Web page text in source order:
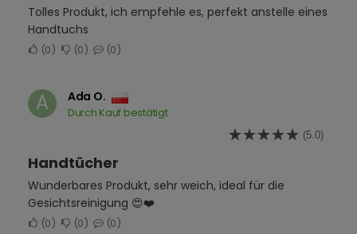
Tolles Produkt, ich empfehle es, perfekt anstelle eines
Handtuchs
0 0 0
A Ada O.
Durch Kauf bestätigt
(5.0)
Handtücher
Wunderbares Produkt, sehr weich, ideal für die
Gesichtsreinigung 😍❤️
0 0 0